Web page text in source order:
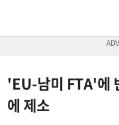
'EU-남미 FTA'에
에 제소